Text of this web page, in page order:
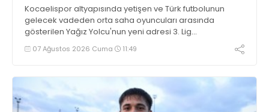
Kocaelispor altyapısında yetişen ve Türk futbolunun
gelecek vadeden orta saha oyuncuları arasında
gösterilen Yağız Yolcu'nun yeni adresi 3. Lig
takımlarından Bigaspor ile 1+1 yıllık anlaşma sağladı.
07 Ağustos 2026 Cuma 11:49